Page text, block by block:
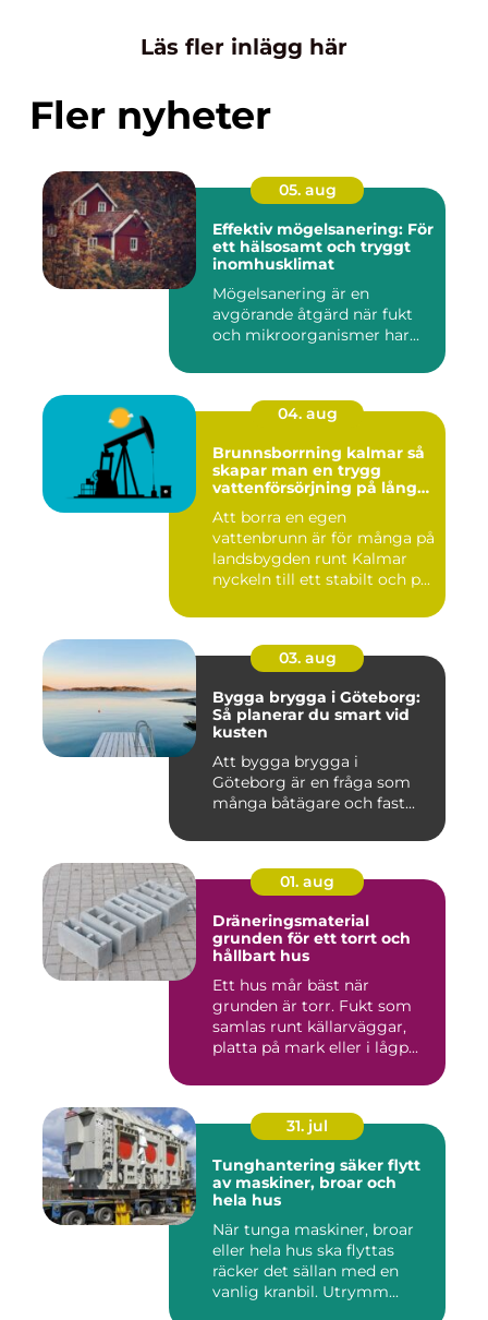
Läs fler inlägg här
Fler nyheter
05. aug
Effektiv mögelsanering: För
ett hälsosamt och tryggt
inomhusklimat
Mögelsanering är en
avgörande åtgärd när fukt
och mikroorganismer har...
04. aug
Brunnsborrning kalmar så
skapar man en trygg
vattenförsörjning på lång
Att borra en egen
vattenbrunn är för många på
landsbygden runt Kalmar
nyckeln till ett stabilt och p...
03. aug
Bygga brygga i Göteborg:
Så planerar du smart vid
kusten
Att bygga brygga i
Göteborg är en fråga som
många båtägare och fast...
01. aug
Dräneringsmaterial
grunden för ett torrt och
hållbart hus
Ett hus mår bäst när
grunden är torr. Fukt som
samlas runt källarväggar,
platta på mark eller i lågp...
31. jul
Tunghantering säker flytt
av maskiner, broar och
hela hus
När tunga maskiner, broar
eller hela hus ska flyttas
räcker det sällan med en
vanlig kranbil. Utrymm...